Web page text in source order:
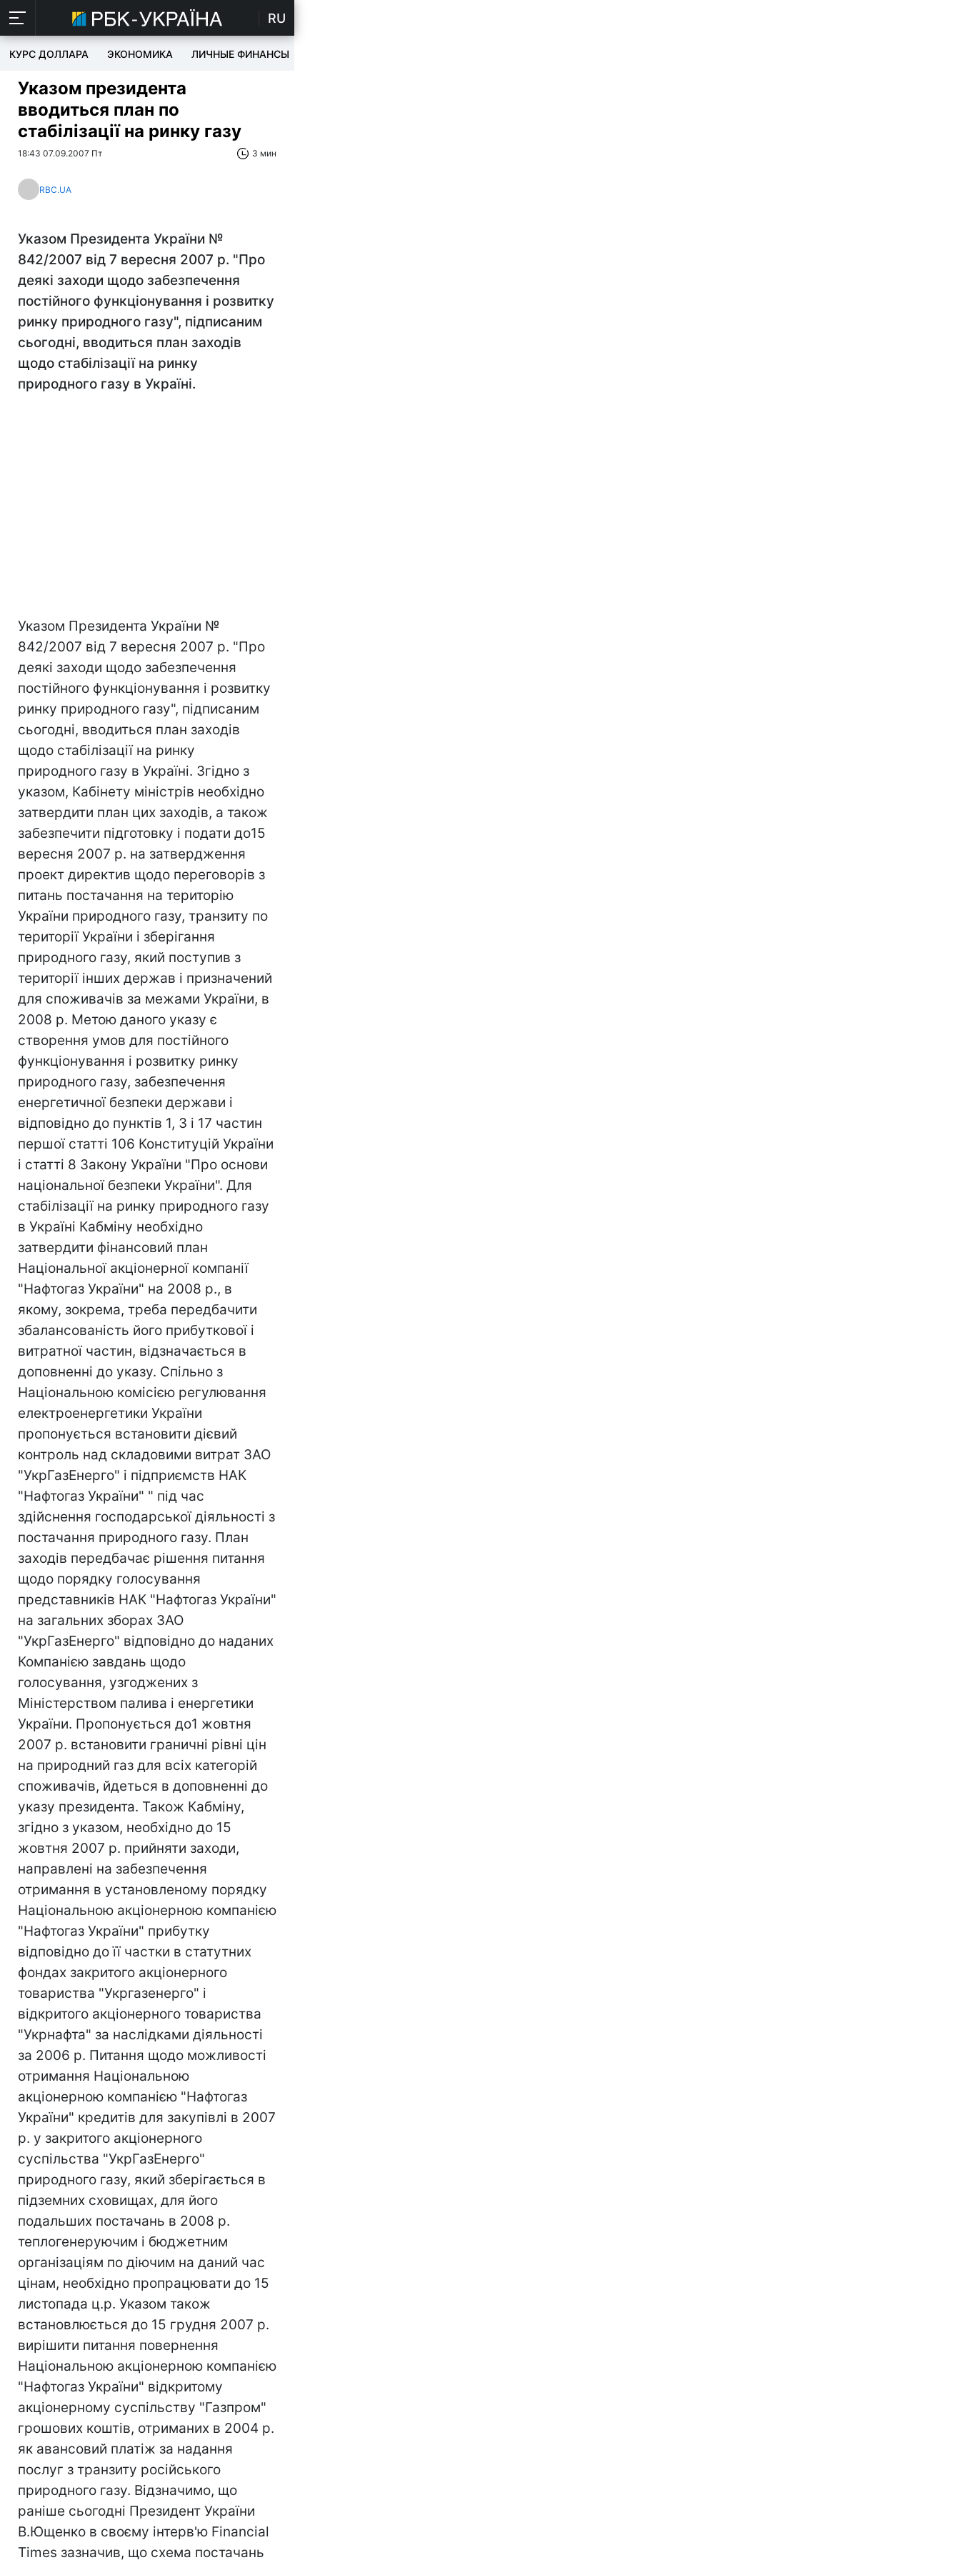
RU
КУРС ДОЛЛАРА ЭКОНОМИКА ЛИЧНЫЕ ФИНАНСЫ
Указом президента
вводиться план по
стабілізації на ринку газу
18:43 07.09.2007 Пт 3 мин
RBC.UA
Указом Президента України №
842/2007 від 7 вересня 2007 р. "Про
деякі заходи щодо забезпечення
постійного функціонування і розвитку
ринку природного газу", підписаним
сьогодні, вводиться план заходів
щодо стабілізації на ринку
природного газу в Україні.
Указом Президента України №
842/2007 від 7 вересня 2007 р. "Про
деякі заходи щодо забезпечення
постійного функціонування і розвитку
ринку природного газу", підписаним
сьогодні, вводиться план заходів
щодо стабілізації на ринку
природного газу в Україні. Згідно з
указом, Кабінету міністрів необхідно
затвердити план цих заходів, а також
забезпечити підготовку і подати до15
вересня 2007 р. на затвердження
проект директив щодо переговорів з
питань постачання на територію
України природного газу, транзиту по
території України і зберігання
природного газу, який поступив з
території інших держав і призначений
для споживачів за межами України, в
2008 р. Метою даного указу є
створення умов для постійного
функціонування і розвитку ринку
природного газу, забезпечення
енергетичної безпеки держави і
відповідно до пунктів 1, 3 і 17 частин
першої статті 106 Конституцій України
і статті 8 Закону України "Про основи
національної безпеки України". Для
стабілізації на ринку природного газу
в Україні Кабміну необхідно
затвердити фінансовий план
Національної акціонерної компанії
"Нафтогаз України" на 2008 р., в
якому, зокрема, треба передбачити
збалансованість його прибуткової і
витратної частин, відзначається в
доповненні до указу. Спільно з
Національною комісією регулювання
електроенергетики України
пропонується встановити дієвий
контроль над складовими витрат ЗАО
"УкрГазЕнерго" і підприємств НАК
"Нафтогаз України" " під час
здійснення господарської діяльності з
постачання природного газу. План
заходів передбачає рішення питання
щодо порядку голосування
представників НАК "Нафтогаз України"
на загальних зборах ЗАО
"УкрГазЕнерго" відповідно до наданих
Компанією завдань щодо
голосування, узгоджених з
Міністерством палива і енергетики
України. Пропонується до1 жовтня
2007 р. встановити граничні рівні цін
на природний газ для всіх категорій
споживачів, йдеться в доповненні до
указу президента. Також Кабміну,
згідно з указом, необхідно до 15
жовтня 2007 р. прийняти заходи,
направлені на забезпечення
отримання в установленому порядку
Національною акціонерною компанією
"Нафтогаз України" прибутку
відповідно до її частки в статутних
фондах закритого акціонерного
товариства "Укргазенерго" і
відкритого акціонерного товариства
"Укрнафта" за наслідками діяльності
за 2006 р. Питання щодо можливості
отримання Національною
акціонерною компанією "Нафтогаз
України" кредитів для закупівлі в 2007
р. у закритого акціонерного
суспільства "УкрГазЕнерго"
природного газу, який зберігається в
підземних сховищах, для його
подальших постачань в 2008 р.
теплогенеруючим і бюджетним
організаціям по діючим на даний час
цінам, необхідно пропрацювати до 15
листопада ц.р. Указом також
встановлюється до 15 грудня 2007 р.
вирішити питання повернення
Національною акціонерною компанією
"Нафтогаз України" відкритому
акціонерному суспільству "Газпром"
грошових коштів, отриманих в 2004 р.
як авансовий платіж за надання
послуг з транзиту російського
природного газу. Відзначимо, що
раніше сьогодні Президент України
В.Ющенко в своєму інтерв'ю Financial
Тimes зазначив, що схема постачань